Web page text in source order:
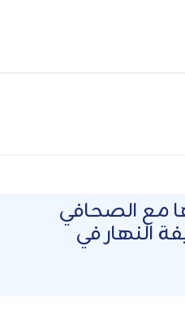
مع الصحافي
النهار في